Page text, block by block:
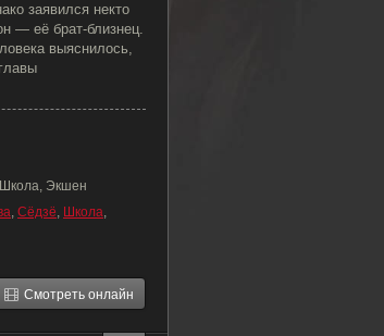
заявился некто
— её брат-близнец.
выяснилось,
Школа, Экшен
, Сёдзё, Школа,
Смотреть онлайн